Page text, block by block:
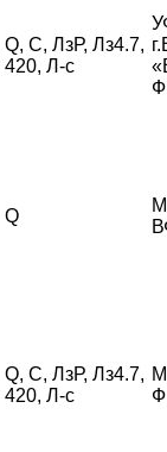
Q, С, ЛзР, Лз4.7,
420, Л-с
Q
Q, С, ЛзР, Лз4.7,
420, Л-с